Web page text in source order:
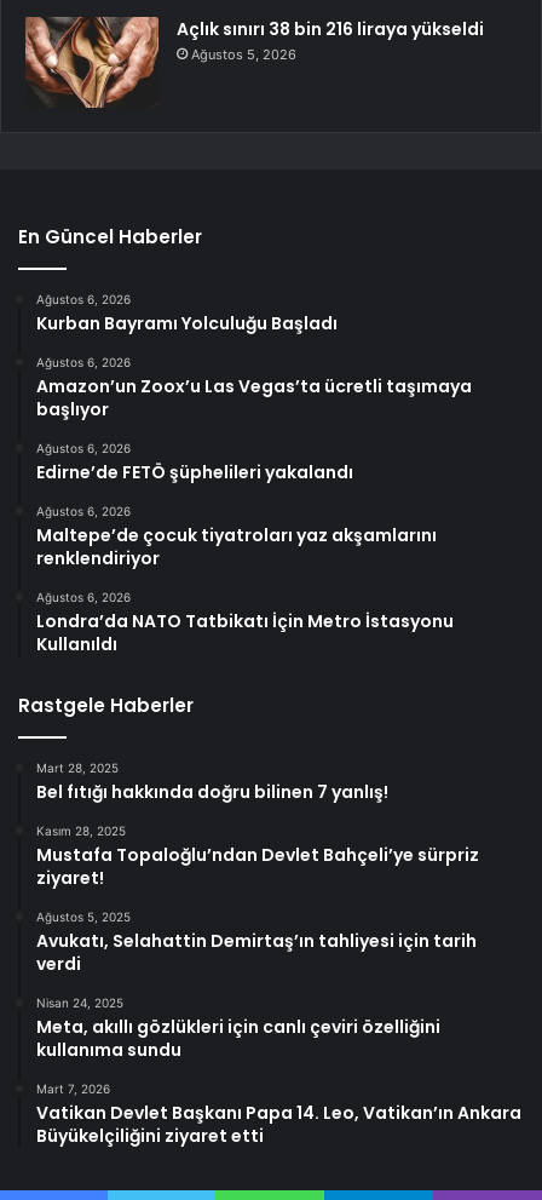
Açlık sınırı 38 bin 216 liraya yükseldi
Ağustos 5, 2026
En Güncel Haberler
Ağustos 6, 2026
Kurban Bayramı Yolculuğu Başladı
Ağustos 6, 2026
Amazon’un Zoox’u Las Vegas’ta ücretli taşımaya
başlıyor
Ağustos 6, 2026
Edirne’de FETÖ şüphelileri yakalandı
Ağustos 6, 2026
Maltepe’de çocuk tiyatroları yaz akşamlarını
renklendiriyor
Ağustos 6, 2026
Londra’da NATO Tatbikatı İçin Metro İstasyonu
Kullanıldı
Rastgele Haberler
Mart 28, 2025
Bel fıtığı hakkında doğru bilinen 7 yanlış!
Kasım 28, 2025
Mustafa Topaloğlu’ndan Devlet Bahçeli’ye sürpriz
ziyaret!
Ağustos 5, 2025
Avukatı, Selahattin Demirtaş’ın tahliyesi için tarih
verdi
Nisan 24, 2025
Meta, akıllı gözlükleri için canlı çeviri özelliğini
kullanıma sundu
Mart 7, 2026
Vatikan Devlet Başkanı Papa 14. Leo, Vatikan’ın Ankara
Büyükelçiliğini ziyaret etti